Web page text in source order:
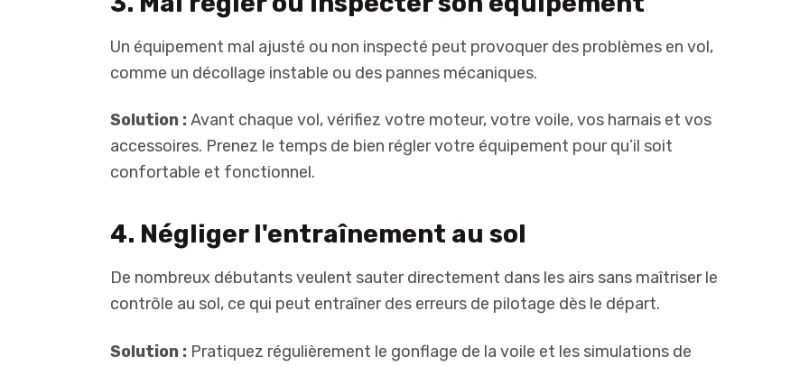
Un équipement mal ajusté ou non inspecté peut provoquer des problèmes en vol,
comme un décollage instable ou des pannes mécaniques.
Solution :Avant chaque vol, vérifiez votre moteur, votre voile, vos harnais et vos
accessoires. Prenez le temps de bien régler votre équipement pour qu’il soit
confortable et fonctionnel.
4. Négliger l'entraînement au sol
De nombreux débutants veulent sauter directement dans les airs sans maîtriser le
contrôle au sol, ce qui peut entraîner des erreurs de pilotage dès le départ.
Solution : Pratiquez régulièrement le gonflage de la voile et les simulations de